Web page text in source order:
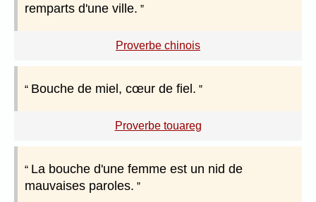
remparts d'une ville.
Proverbe chinois
Bouche de miel, cœur de fiel.
Proverbe touareg
La bouche d'une femme est un nid de
mauvaises paroles.